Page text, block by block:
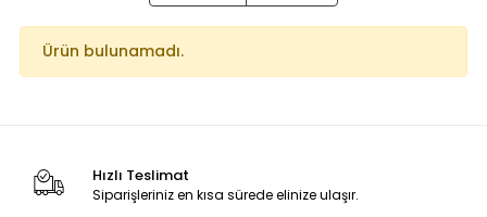
Ürün bulunamadı.
Hızlı Teslimat
Siparişleriniz en kısa sürede elinize ulaşır.